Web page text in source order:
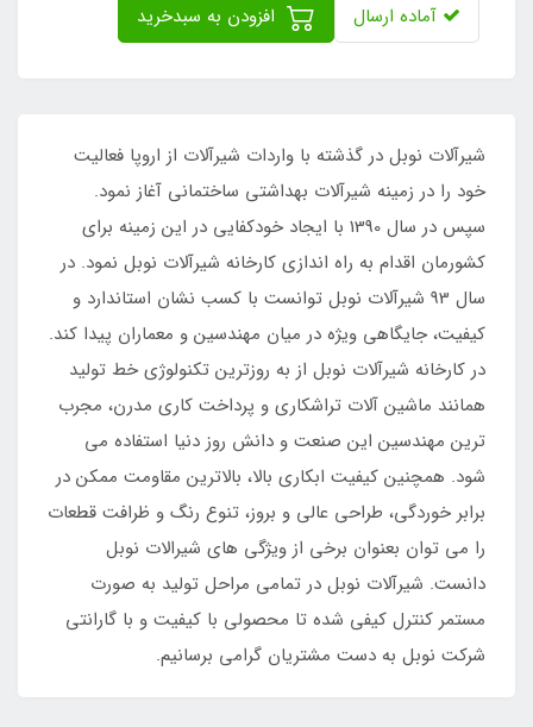
آماده ارسال
شیرآلات نوبل در گذشته با واردات شیرآلات از اروپا فعالیت
خود را در زمینه شیرآلات بهداشتی ساختمانی آغاز نمود.
سپس در سال 1390 با ایجاد خودکفایی در این زمینه برای
کشورمان اقدام به راه اندازی کارخانه شیرآلات نوبل نمود. در
سال 93 شیرآلات نوبل توانست با کسب نشان استاندارد و
کیفیت، جایگاهی ویژه در میان مهندسین و معماران پیدا کند.
در کارخانه شیرآلات نوبل از به روزترین تکنولوژی خط تولید
همانند ماشین آلات تراشکاری و پرداخت کاری مدرن، مجرب
ترین مهندسین این صنعت و دانش روز دنیا استفاده می
شود. همچنین کیفیت ابکاری بالا، بالاترین مقاومت ممکن در
برابر خوردگی، طراحی عالی و بروز، تنوع رنگ و ظرافت قطعات
را می توان بعنوان برخی از ویژگی های شیرالات نوبل
دانست. شیرآلات نوبل در تمامی مراحل تولید به صورت
مستمر کنترل کیفی شده تا محصولی با کیفیت و با گارانتی
شرکت نوبل به دست مشتریان گرامی برسانیم.